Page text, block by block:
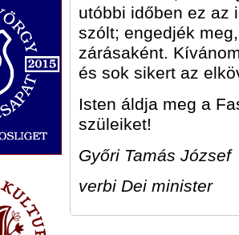
utóbbi időben ez az
szólt; engedjék
zárásaként.
és sok sikert az
Isten áldja meg a
szüleiket!
Győri Tamás József
verbi Dei minister